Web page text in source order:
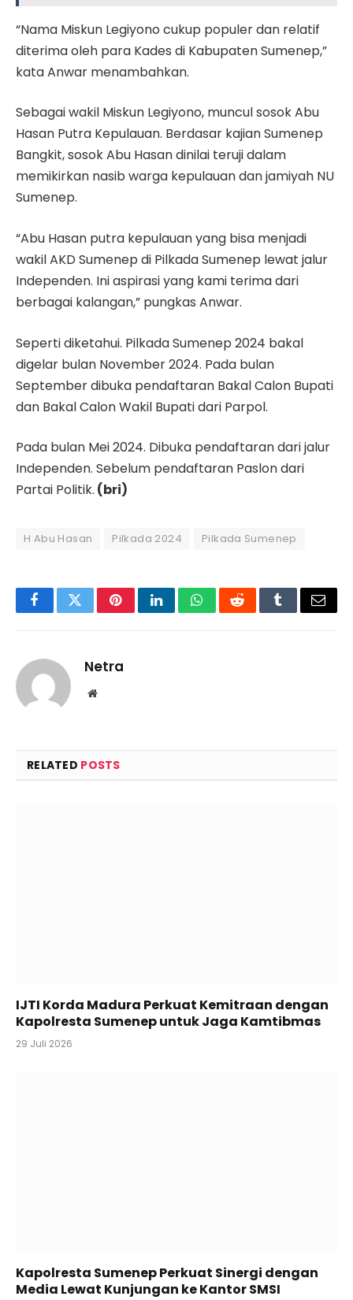
“Nama Miskun Legiyono cukup populer dan relatif
diterima oleh para Kades di Kabupaten Sumenep,”
kata Anwar menambahkan.
Sebagai wakil Miskun Legiyono, muncul sosok Abu
Hasan Putra Kepulauan. Berdasar kajian Sumenep
Bangkit, sosok Abu Hasan dinilai teruji dalam
memikirkan nasib warga kepulauan dan jamiyah NU
Sumenep.
“Abu Hasan putra kepulauan yang bisa menjadi
wakil AKD Sumenep di Pilkada Sumenep lewat jalur
Independen. Ini aspirasi yang kami terima dari
berbagai kalangan,” pungkas Anwar.
Seperti diketahui. Pilkada Sumenep 2024 bakal
digelar bulan November 2024. Pada bulan
September dibuka pendaftaran Bakal Calon Bupati
dan Bakal Calon Wakil Bupati dari Parpol.
Pada bulan Mei 2024. Dibuka pendaftaran dari jalur
Independen. Sebelum pendaftaran Paslon dari
Partai Politik. (bri)
H Abu Hasan Pilkada 2024 Pilkada Sumenep
FacebookTwitterPinterestLinkedInWhatsAppRedditTumblrEmail
Netra
Website
RELATED POSTS
IJTI Korda Madura Perkuat Kemitraan dengan
Kapolresta Sumenep untuk Jaga Kamtibmas
29 Juli 2026
Kapolresta Sumenep Perkuat Sinergi dengan
Media Lewat Kunjungan ke Kantor SMSI